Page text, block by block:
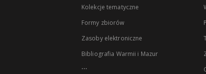
Kolekcje tematyczne
Formy zbiorów
Zasoby elektroniczne
Bibliografia Warmii i Mazur
...